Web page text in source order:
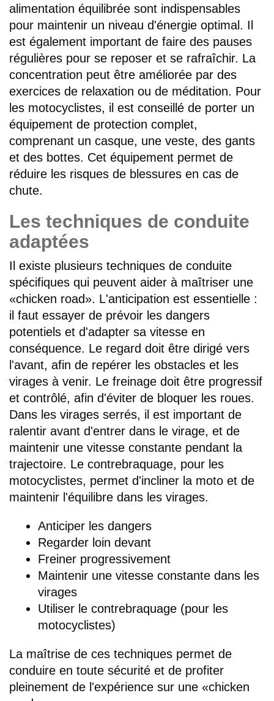
alimentation équilibrée sont indispensables
pour maintenir un niveau d'énergie optimal. Il
est également important de faire des pauses
régulières pour se reposer et se rafraîchir. La
concentration peut être améliorée par des
exercices de relaxation ou de méditation. Pour
les motocyclistes, il est conseillé de porter un
équipement de protection complet,
comprenant un casque, une veste, des gants
et des bottes. Cet équipement permet de
réduire les risques de blessures en cas de
chute.
Les techniques de conduite
adaptées
Il existe plusieurs techniques de conduite
spécifiques qui peuvent aider à maîtriser une
«chicken road». L'anticipation est essentielle :
il faut essayer de prévoir les dangers
potentiels et d'adapter sa vitesse en
conséquence. Le regard doit être dirigé vers
l'avant, afin de repérer les obstacles et les
virages à venir. Le freinage doit être progressif
et contrôlé, afin d'éviter de bloquer les roues.
Dans les virages serrés, il est important de
ralentir avant d'entrer dans le virage, et de
maintenir une vitesse constante pendant la
trajectoire. Le contrebraquage, pour les
motocyclistes, permet d'incliner la moto et de
maintenir l'équilibre dans les virages.
Anticiper les dangers
Regarder loin devant
Freiner progressivement
Maintenir une vitesse constante dans les
virages
Utiliser le contrebraquage (pour les
motocyclistes)
La maîtrise de ces techniques permet de
conduire en toute sécurité et de profiter
pleinement de l'expérience sur une «chicken